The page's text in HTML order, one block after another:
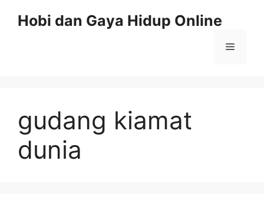
Hobi dan Gaya Hidup Online
Menu
gudang kiamat
dunia